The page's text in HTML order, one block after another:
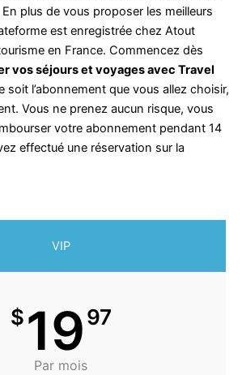
plus de vous proposer les meilleurs
est enregistrée chez Atout
en France. Commencez dès
vos séjours et voyages avec Travel
soit l’abonnement que vous allez choisir,
Vous ne prenez aucun risque, vous
votre abonnement pendant 14
effectué une réservation sur la
VIP
$1997
Par mois